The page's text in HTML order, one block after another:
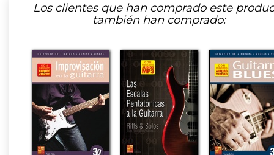
Los clientes que han comprado este
también han comprado: